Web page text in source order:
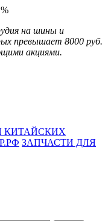
на шины и
превышает 8000 руб.
акциями.
КИТАЙСКИХ
ЗАПЧАСТИ ДЛЯ